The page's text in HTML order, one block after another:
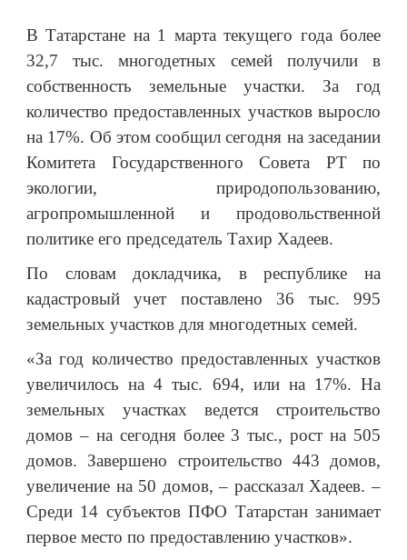
В Татарстане на 1 марта текущего года более
32,7 тыс. многодетных семей получили в
собственность земельные участки. За год
количество предоставленных участков выросло
на 17%. Об этом сообщил сегодня на заседании
Комитета Государственного Совета РТ по
экологии, природопользованию,
агропромышленной и продовольственной
политике его председатель Тахир Хадеев.
По словам докладчика, в республике на
кадастровый учет поставлено 36 тыс. 995
земельных участков для многодетных семей.
«За год количество предоставленных участков
увеличилось на 4 тыс. 694, или на 17%. На
земельных участках ведется строительство
домов – на сегодня более 3 тыс., рост на 505
домов. Завершено строительство 443 домов,
увеличение на 50 домов, – рассказал Хадеев. –
Среди 14 субъектов ПФО Татарстан занимает
первое место по предоставлению участков».